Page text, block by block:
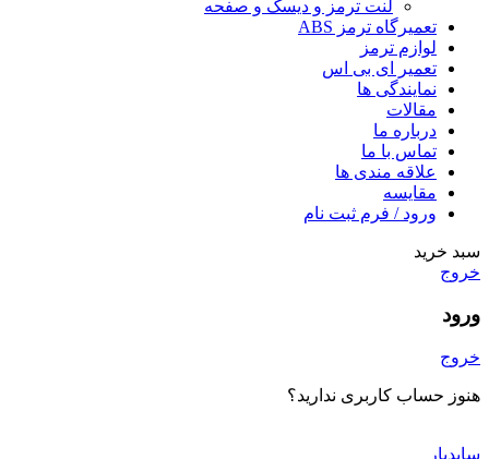
لنت ترمز و دیسک و صفحه
تعمیرگاه ترمز ABS
لوازم ترمز
تعمیر ای بی اس
نمایندگی ها
مقالات
درباره ما
تماس با ما
علاقه مندی ها
مقایسه
ورود / فرم ثبت نام
سبد خرید
خروج
ورود
خروج
هنوز حساب کاربری ندارید؟
سایدبار